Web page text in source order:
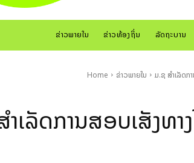
ຂ່າວພາຍໃນ ຂ່າວທ້ອງຖິ່ນ ລັດຖະບານ
Home ຂ່າວພາຍໃນ ມ.ຊ ສຳເລັດກ
ເລັດການສອບເສັງທາ